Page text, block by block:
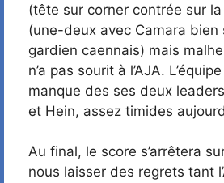
(tête sur corner contrée sur
(une-deux avec Camara bien
gardien caennais) mais
n’a pas sourit à l’AJA.
manque des ses deux
et Hein, assez timides
Au final, le score s’arrêtera
nous laisser des regrets tant